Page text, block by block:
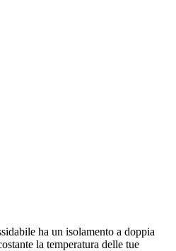
ha un isolamento a doppia
la temperatura delle tue